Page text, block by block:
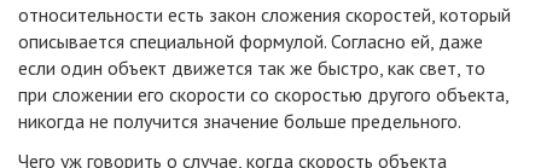
относительности есть закон сложения скоростей, который
описывается специальной формулой. Согласно ей, даже
если один объект движется так же быстро, как свет, то
при сложении его скорости со скоростью другого объекта,
никогда не получится значение больше предельного.
Чего уж говорить о случае, когда скорость объекта